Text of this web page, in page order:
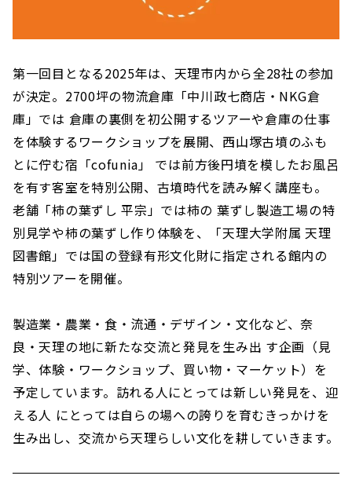
第一回目となる2025年は、天理市内から全28社の参加
が決定。2700坪の物流倉庫「中川政七商店・NKG倉
庫」では 倉庫の裏側を初公開するツアーや倉庫の仕事
を体験するワークショップを展開、西山塚古墳のふも
とに佇む宿「cofunia」 では前方後円墳を模したお風呂
を有す客室を特別公開、古墳時代を読み解く講座も。
老舗「柿の葉ずし 平宗」では柿の 葉ずし製造工場の特
別見学や柿の葉ずし作り体験を、「天理大学附属 天理
図書館」では国の登録有形文化財に指定される館内の
特別ツアーを開催。
製造業・農業・食・流通・デザイン・文化など、奈
良・天理の地に新たな交流と発見を生み出 す企画（見
学、体験・ワークショップ、買い物・マーケット）を
予定しています。訪れる人にとっては新しい発見を、迎
える人 にとっては自らの場への誇りを育むきっかけを
生み出し、交流から天理らしい文化を耕していきます。